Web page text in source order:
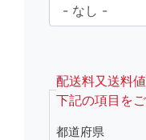
配送料又送料
下記の項目をご
都道府県